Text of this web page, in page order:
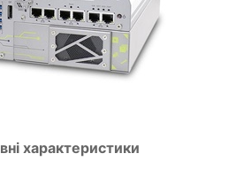
характеристики